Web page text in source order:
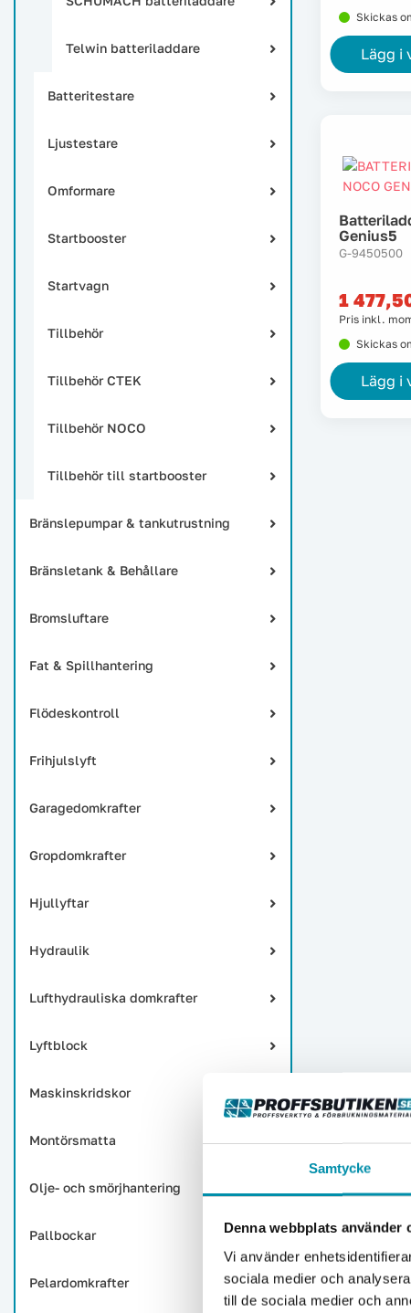
Samtycke
Denna webbplats använder
Vi använder
sociala medier och
till de sociala medier och
Telwin batteriladdare
Batteritestare
Ljustestare
Omformare
Startbooster
Startvagn
Tillbehör
Tillbehör CTEK
Tillbehör NOCO
Tillbehör till startbooster
Bränslepumpar & tankutrustning
Bränsletank & Behållare
Bromsluftare
Fat & Spillhantering
Flödeskontroll
Frihjulslyft
Garagedomkrafter
Gropdomkrafter
Hjullyftar
Hydraulik
Lufthydrauliska domkrafter
Lyftblock
Maskinskridskor
Montörsmatta
Olje- och smörjhantering
Pallbockar
Pelardomkrafter
Skickas
Lägg i
Genius5
G-9450500
1
Pris inkl.
Skickas
Lägg i